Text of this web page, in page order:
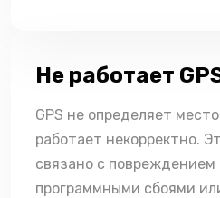
Не работает
GPS не определяет
работает некорректно.
связано с повреждением
программными сбоями